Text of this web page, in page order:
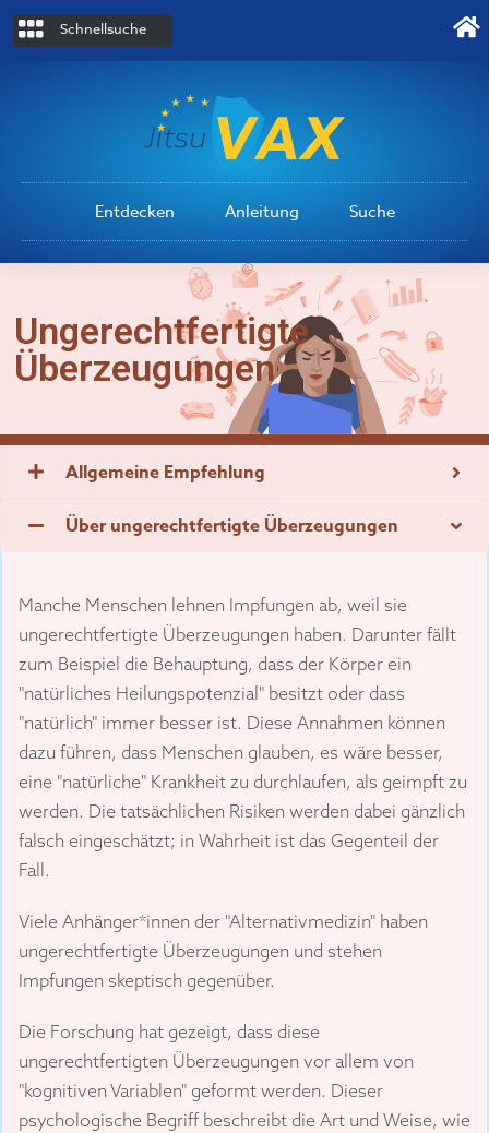
Schnellsuche
Entdecken Anleitung Suche
Ungerechtfertigte
Überzeugungen
Allgemeine Empfehlung
Über ungerechtfertigte Überzeugungen
Manche Menschen lehnen Impfungen ab, weil sie
ungerechtfertigte Überzeugungen haben. Darunter fällt
zum Beispiel die Behauptung, dass der Körper ein
"natürliches Heilungspotenzial" besitzt oder dass
"natürlich" immer besser ist. Diese Annahmen können
dazu führen, dass Menschen glauben, es wäre besser,
eine "natürliche" Krankheit zu durchlaufen, als geimpft zu
werden. Die tatsächlichen Risiken werden dabei gänzlich
falsch eingeschätzt; in Wahrheit ist das Gegenteil der
Fall.
Viele Anhänger*innen der "Alternativmedizin" haben
ungerechtfertigte Überzeugungen und stehen
Impfungen skeptisch gegenüber.
Die Forschung hat gezeigt, dass diese
ungerechtfertigten Überzeugungen vor allem von
"kognitiven Variablen" geformt werden. Dieser
psychologische Begriff beschreibt die Art und Weise, wie